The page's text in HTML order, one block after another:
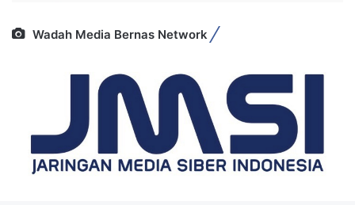
Wadah Media Bernas Network